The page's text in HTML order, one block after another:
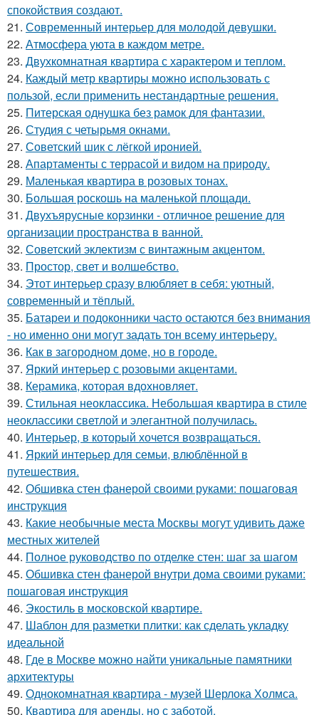
спокойствия создают.
21. Современный интерьер для молодой девушки.
22. Атмосфера уюта в каждом метре.
23. Двухкомнатная квартира с характером и теплом.
24. Каждый метр квартиры можно использовать с
пользой, если применить нестандартные решения.
25. Питерская однушка без рамок для фантазии.
26. Студия с четырьмя окнами.
27. Советский шик с лёгкой иронией.
28. Апартаменты с террасой и видом на природу.
29. Маленькая квартира в розовых тонах.
30. Большая роскошь на маленькой площади.
31. Двухъярусные корзинки - отличное решение для
организации пространства в ванной.
32. Советский эклектизм с винтажным акцентом.
33. Простор, свет и волшебство.
34. Этот интерьер сразу влюбляет в себя: уютный,
современный и тёплый.
35. Батареи и подоконники часто остаются без внимания
- но именно они могут задать тон всему интерьеру.
36. Как в загородном доме, но в городе.
37. Яркий интерьер с розовыми акцентами.
38. Керамика, которая вдохновляет.
39. Стильная неоклассика. Небольшая квартира в стиле
неоклассики светлой и элегантной получилась.
40. Интерьер, в который хочется возвращаться.
41. Яркий интерьер для семьи, влюблённой в
путешествия.
42. Обшивка стен фанерой своими руками: пошаговая
инструкция
43. Какие необычные места Москвы могут удивить даже
местных жителей
44. Полное руководство по отделке стен: шаг за шагом
45. Обшивка стен фанерой внутри дома своими руками:
пошаговая инструкция
46. Экостиль в московской квартире.
47. Шаблон для разметки плитки: как сделать укладку
идеальной
48. Где в Москве можно найти уникальные памятники
архитектуры
49. Однокомнатная квартира - музей Шерлока Холмса.
50. Квартира для аренды, но с заботой.